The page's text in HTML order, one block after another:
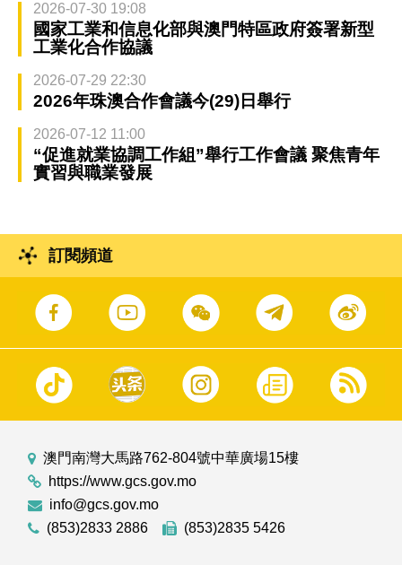
2026-07-30 19:08
國家工業和信息化部與澳門特區政府簽署新型
工業化合作協議
2026-07-29 22:30
2026年珠澳合作會議今(29)日舉行
2026-07-12 11:00
“促進就業協調工作組”舉行工作會議 聚焦青年
實習與職業發展
訂閱頻道
澳門南灣大馬路762-804號中華廣場15樓
https://www.gcs.gov.mo
info@gcs.gov.mo
(853)2833 2886
(853)2835 5426